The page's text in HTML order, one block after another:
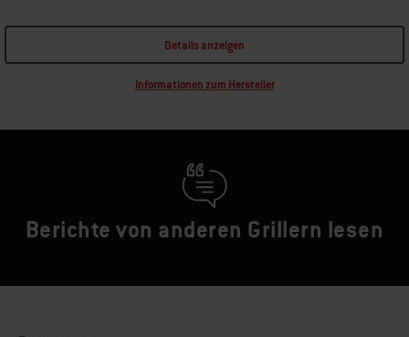
Details anzeigen
Informationen zum Hersteller
Berichte von anderen Grillern lesen